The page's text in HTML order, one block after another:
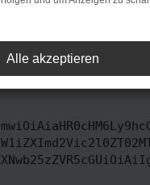
unterstützt werden.
Du kannst uns diesen
Alle akzeptieren